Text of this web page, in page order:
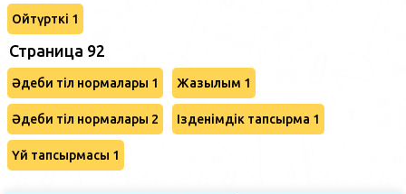
Ойтүрткі 1
Страница 92
Әдеби тіл нормалары 1 Жазылым 1
Әдеби тіл нормалары 2 Ізденімдік тапсырма 1
Үй тапсырмасы 1